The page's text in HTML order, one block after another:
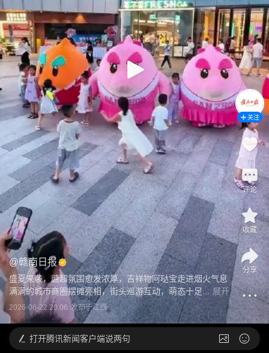
@赣南日报
盛夏来袭，赣超氛围愈发浓厚，吉祥物阿哒宝走进烟火气息
满满的城市商圈摆摊亮相，街头巡游互动，萌态十足... 展开
2026-06-22 20:06 发布于江西
关注
评论
收藏
分享
打开腾讯新闻客户端说两句